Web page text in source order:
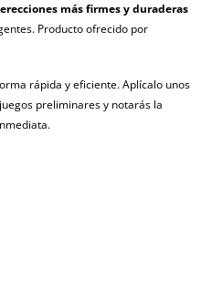
erecciones más firmes y duraderas
Producto ofrecido por
rápida y eficiente. Aplícalo unos
preliminares y notarás la